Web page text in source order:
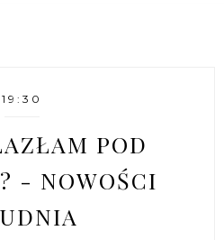
19:30
POD
- NOWOŚCI